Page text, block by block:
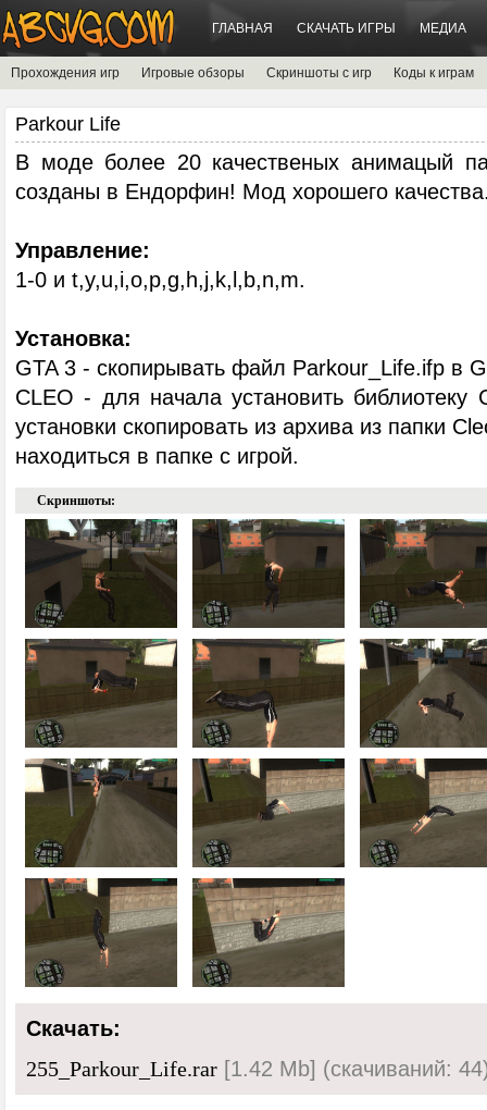
ГЛАВНАЯ СКАЧАТЬ ИГРЫ МЕДИА
Прохождения игр Игровые обзоры Скриншоты с игр Коды к играм
Parkour Life
В моде более 20 качественых анимацый
созданы в Ендорфин! Мод хорошего
Управление:
1-0 и t,y,u,i,o,p,g,h,j,k,l,b,n,m.
Установка:
GTA 3 - скопирывать файл Parkour_Life.ifp в
CLEO - для начала установить
установки скопировать из архива из папки
находиться в папке с игрой.
Скриншоты:
Скачать:
255_Parkour_Life.rar [1.42 Mb] (cкачиваний: